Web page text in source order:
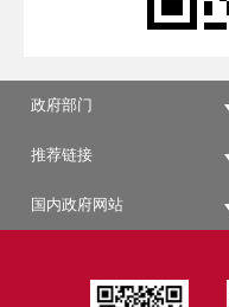
政府部门
推荐链接
国内政府网站